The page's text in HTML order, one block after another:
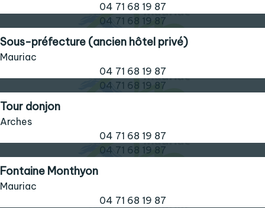
04 71 68 19 87
04 71 68 19 87
Sous-préfecture (ancien hôtel privé)
Mauriac
04 71 68 19 87
04 71 68 19 87
Tour donjon
Arches
04 71 68 19 87
04 71 68 19 87
Fontaine Monthyon
Mauriac
04 71 68 19 87